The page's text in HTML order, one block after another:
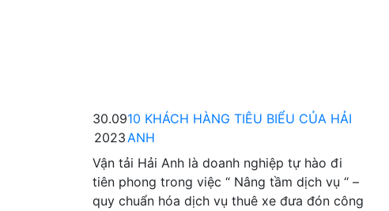
30.09
2023
10 KHÁCH HÀNG TIÊU BIỂU CỦA HẢI
ANH
Vận tải Hải Anh là doanh nghiệp tự hào đi
tiên phong trong việc “ Nâng tầm dịch vụ “ –
quy chuẩn hóa dịch vụ thuê xe đưa đón công